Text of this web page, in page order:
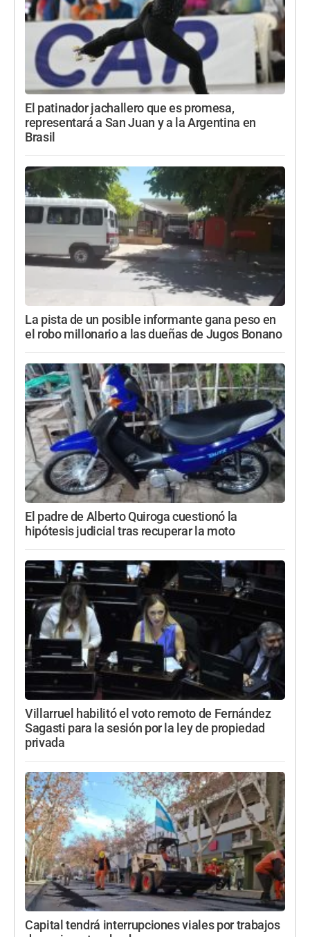
El patinador jachallero que es promesa,
representará a San Juan y a la Argentina en
Brasil
La pista de un posible informante gana peso en
el robo millonario a las dueñas de Jugos Bonano
El padre de Alberto Quiroga cuestionó la
hipótesis judicial tras recuperar la moto
Villarruel habilitó el voto remoto de Fernández
Sagasti para la sesión por la ley de propiedad
privada
Capital tendrá interrupciones viales por trabajos